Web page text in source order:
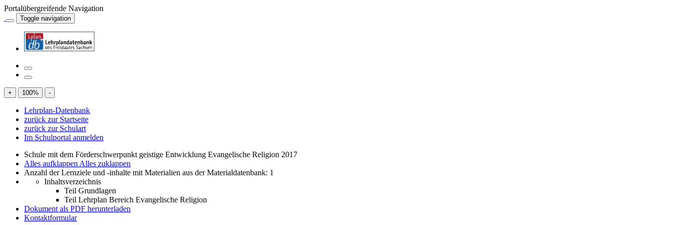
Portalübergreifende Navigation
Toggle navigation
+ 100% -
Lehrplan-Datenbank
zurück zur Startseite
zurück zur Schulart
Im Schulportal anmelden
Schule mit dem Förderschwerpunkt geistige Entwicklung Evangelische Religion 2017
Alles aufklappen Alles zuklappen
Anzahl der Lernziele und -inhalte mit Materialien aus der Materialdatenbank: 1
Inhaltsverzeichnis
Teil Grundlagen
Teil Lehrplan Bereich Evangelische Religion
Dokument als PDF herunterladen
Kontaktformular